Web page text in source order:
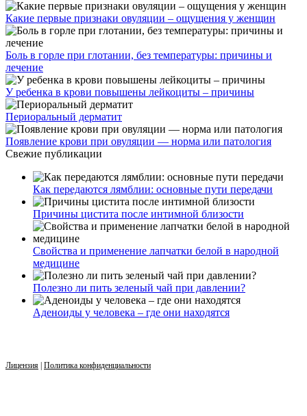
Какие первые признаки овуляции – ощущения у женщин
Боль в горле при глотании, без температуры: причины и
лечение
У ребенка в крови повышены лейкоциты – причины
Периоральный дерматит
Появление крови при овуляции — норма или патология
Свежие публикации
Как передаются лямблии: основные пути передачи
Причины цистита после интимной близости
Свойства и применение лапчатки белой в народной
медицине
Полезно ли пить зеленый чай при давлении?
Аденоиды у человека – где они находятся
Лицензия | Политика конфиденциальности